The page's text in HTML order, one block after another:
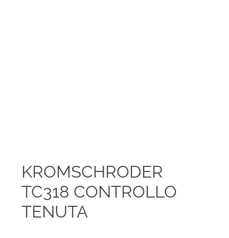
KROMSCHRODER
TC318 CONTROLLO
TENUTA